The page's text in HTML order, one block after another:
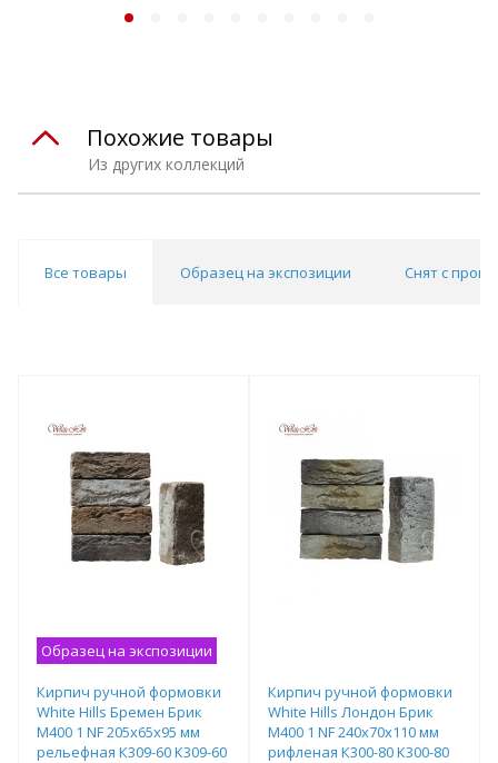
Из других коллекций
Похожие товары
Все товары Образец на экспозиции Снят с
Образец на экспозиции
Кирпич ручной формовки
White Hills Бремен Брик
М400 1 NF 205х65х95 мм
рельефная К309-60 К309-60
Кирпич ручной формовки
White Hills Лондон Брик
М400 1 NF 240х70х110 мм
рифленая К300-80 К300-80